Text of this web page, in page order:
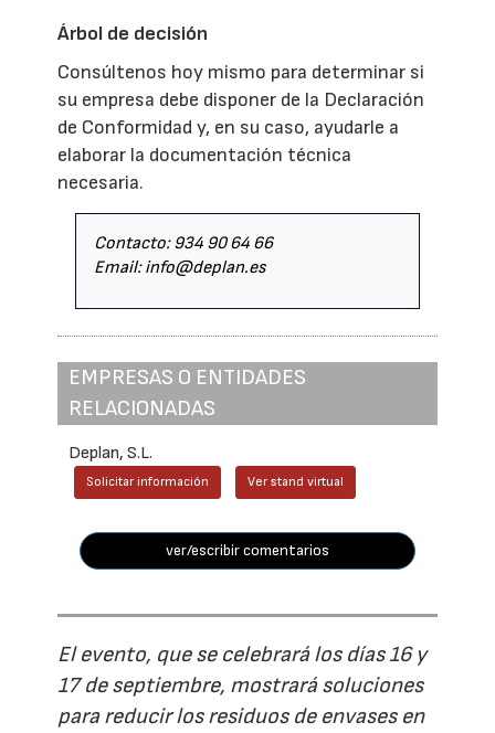
Árbol de decisión
Consúltenos hoy mismo para determinar si
su empresa debe disponer de la Declaración
de Conformidad y, en su caso, ayudarle a
elaborar la documentación técnica
necesaria.
Contacto: 934 90 64 66
Email: info@deplan.es
EMPRESAS O ENTIDADES
RELACIONADAS
Deplan, S.L.
Solicitar información Ver stand virtual
ver/escribir comentarios
El evento, que se celebrará los días 16 y
17 de septiembre, mostrará soluciones
para reducir los residuos de envases en